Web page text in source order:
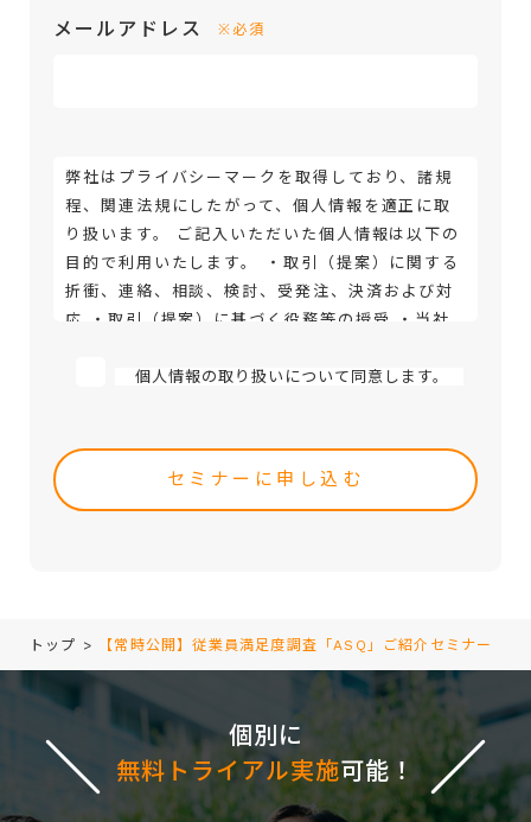
メールアドレス ※必須
弊社はプライバシーマークを取得しており、諸規
程、関連法規にしたがって、個人情報を適正に取
り扱います。 ご記入いただいた個人情報は以下の
目的で利用いたします。 ・取引（提案）に関する
折衝、連絡、相談、検討、受発注、決済および対
応 ・取引（提案）に基づく役務等の授受 ・当社
個人情報取扱いに関する詳細については、次のサ
個人情報の取り扱いについて同意します。
Please
leave
this
トップ > 【常時公開】従業員満足度調査「ASQ」ご紹介セミナー
個別に
無料トライアル実施可能！